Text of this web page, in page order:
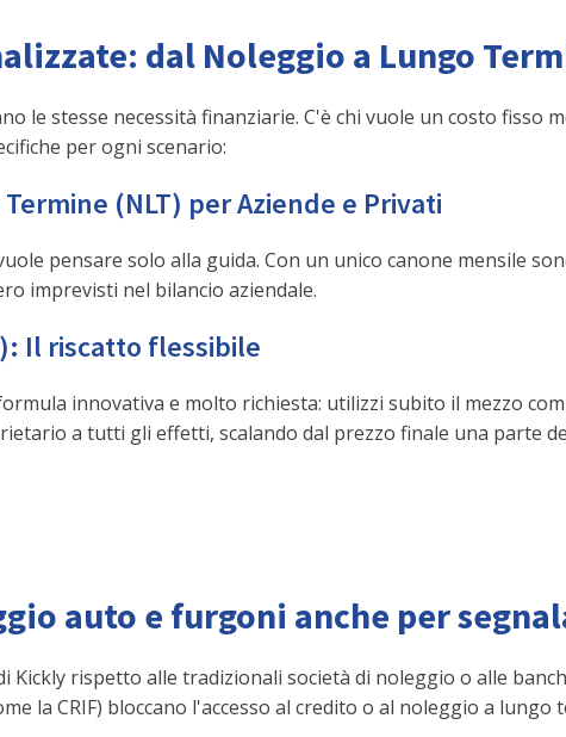
dal Noleggio a Lungo
le stesse necessità finanziarie. C'è chi vuole un costo
per ogni scenario:
(NLT) per Aziende e Privati
pensare solo alla guida. Con un unico canone mensile
imprevisti nel bilancio aziendale.
Il riscatto flessibile
innovativa e molto richiesta: utilizzi subito il mezzo
a tutti gli effetti, scalando dal prezzo finale una parte
auto e furgoni anche per
Kickly rispetto alle tradizionali società di noleggio o alle
la CRIF) bloccano l'accesso al credito o al noleggio a